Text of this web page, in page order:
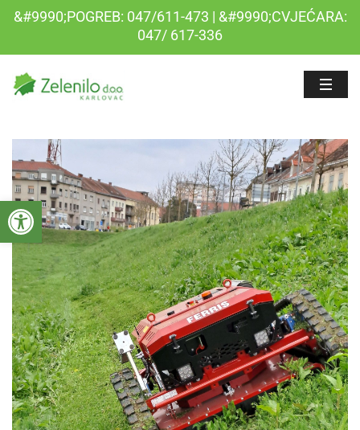
Open toolbar
&#9990;POGREB: 047/611-473 | &#9990;CVJEĆARA:
047/ 617-336